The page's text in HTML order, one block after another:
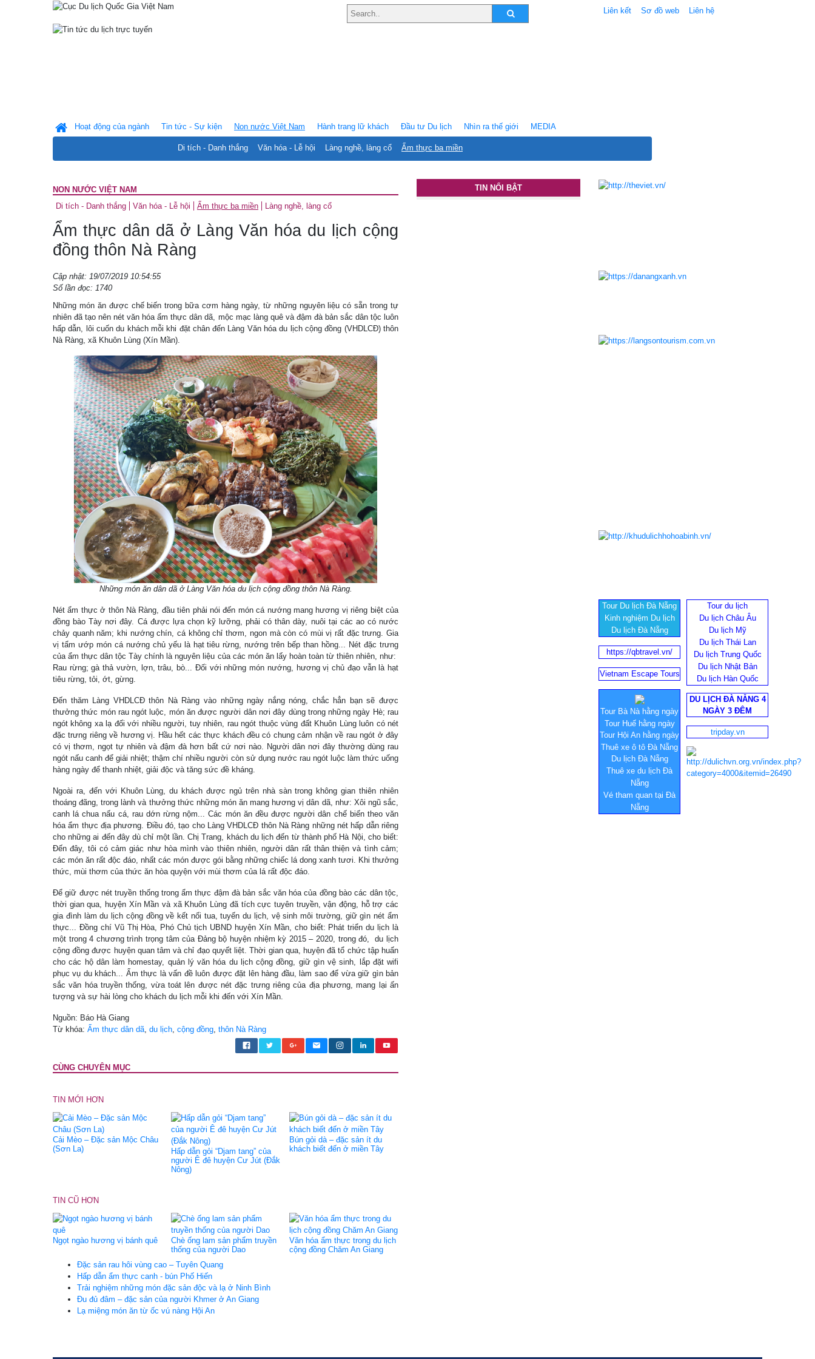
Liên kết Sơ đồ web Liên hệ
Hoạt động của ngành Tin tức - Sự kiện Non nước Việt Nam
Di tích - Danh thắng Văn hóa - Lễ hội Làng nghề, làng cổ Ẩm thực ba miền
Hành trang lữ khách Ðầu tư Du lịch Nhìn ra thế giới MEDIA
NON NƯỚC VIỆT NAM
Di tích - Danh thắng
Văn hóa - Lễ hội Ẩm thực ba miền Làng nghề, làng cổ
Ẩm thực dân dã ở Làng Văn hóa du lịch cộng
đồng thôn Nà Ràng
Cập nhật: 19/07/2019 10:54:55
Số lần đọc: 1740
Những món ăn được chế biến trong bữa cơm hàng ngày, từ những nguyên liệu có sẵn trong tự
nhiên đã tạo nên nét văn hóa ẩm thực dân dã, mộc mạc làng quê và đậm đà bản sắc dân tộc luôn
hấp dẫn, lôi cuốn du khách mỗi khi đặt chân đến Làng Văn hóa du lịch cộng đồng (VHDLCĐ) thôn
Nà Ràng, xã Khuôn Lùng (Xín Mần).
Những món ăn dân dã ở Làng Văn hóa du lịch cộng đồng thôn Nà Ràng.
Nét ẩm thực ở thôn Nà Ràng, đầu tiên phải nói đến món cá nướng mang hương vị riêng biệt của
đồng bào Tày nơi đây. Cá được lựa chọn kỹ lưỡng, phải có thân dày, nuôi tại các ao có nước
chảy quanh năm; khi nướng chín, cá không chỉ thơm, ngon mà còn có mùi vị rất đặc trưng. Gia
vị tẩm ướp món cá nướng chủ yếu là hạt tiêu rừng, nướng trên bếp than hồng... Nét đặc trưng
của ẩm thực dân tộc Tày chính là nguyên liệu của các món ăn lấy hoàn toàn từ thiên nhiên, như:
Rau rừng; gà thả vườn, lợn, trâu, bò... Đối với những món nướng, hương vị chủ đạo vẫn là hạt
tiêu rừng, tỏi, ớt, gừng.
Đến thăm Làng VHDLCĐ thôn Nà Ràng vào những ngày nắng nóng, chắc hẳn bạn sẽ được
thưởng thức món rau ngót luộc, món ăn được người dân nơi đây dùng trong những ngày Hè; rau
ngót không xa lạ đối với nhiều người, tuy nhiên, rau ngót thuộc vùng đất Khuôn Lùng luôn có nét
đặc trưng riêng về hương vị. Hầu hết các thực khách đều có chung cảm nhận về rau ngót ở đây
có vị thơm, ngọt tự nhiên và đậm đà hơn bất cứ nơi nào. Người dân nơi đây thường dùng rau
ngót nấu canh để giải nhiệt; thậm chí nhiều người còn sử dụng nước rau ngót luộc làm thức uống
hàng ngày để thanh nhiệt, giải độc và tăng sức đề kháng.
Ngoài ra, đến với Khuôn Lùng, du khách được ngủ trên nhà sàn trong không gian thiên nhiên
thoáng đãng, trong lành và thưởng thức những món ăn mang hương vị dân dã, như: Xôi ngũ sắc,
canh lá chua nấu cá, rau dớn rừng nộm... Các món ăn đều được người dân chế biến theo văn
hóa ẩm thực địa phương. Điều đó, tạo cho Làng VHDLCĐ thôn Nà Ràng những nét hấp dẫn riêng
cho những ai đến đây dù chỉ một lần. Chị Trang, khách du lịch đến từ thành phố Hà Nội, cho biết:
Đến đây, tôi có cảm giác như hòa mình vào thiên nhiên, người dân rất thân thiện và tình cảm;
các món ăn rất độc đáo, nhất các món được gói bằng những chiếc lá dong xanh tươi. Khi thưởng
thức, mùi thơm của thức ăn hòa quyện với mùi thơm của lá rất độc đáo.
Để giữ được nét truyền thống trong ẩm thực đậm đà bản sắc văn hóa của đồng bào các dân tộc,
thời gian qua, huyện Xín Mần và xã Khuôn Lùng đã tích cực tuyên truyền, vận động, hỗ trợ các
gia đình làm du lịch cộng đồng về kết nối tua, tuyến du lịch, vệ sinh môi trường, giữ gìn nét ẩm
thực... Đồng chí Vũ Thị Hòa, Phó Chủ tịch UBND huyện Xín Mần, cho biết: Phát triển du lịch là
một trong 4 chương trình trọng tâm của Đảng bộ huyện nhiệm kỳ 2015 – 2020, trong đó, du lịch
cộng đồng được huyện quan tâm và chỉ đạo quyết liệt. Thời gian qua, huyện đã tổ chức tập huấn
cho các hộ dân làm homestay, quản lý văn hóa du lịch cộng đồng, giữ gìn vệ sinh, lắp đặt wifi
phục vụ du khách... Ẩm thực là vấn đề luôn được đặt lên hàng đầu, làm sao để vừa giữ gìn bản
sắc văn hóa truyền thống, vừa toát lên được nét đặc trưng riêng của địa phương, mang lại ấn
tượng và sự hài lòng cho khách du lịch mỗi khi đến với Xín Mần.
Nguồn: Báo Hà Giang
Từ khóa: Ẩm thực dân dã, du lịch, cộng đồng, thôn Nà Ràng
CÙNG CHUYÊN MỤC
TIN MỚI HƠN
Cải Mèo – Đặc sản Mộc Châu
(Sơn La)
Hấp dẫn gỏi “Djam tang” của
người Ê đê huyện Cư Jút (Đắk
Nông)
Bún gỏi dà – đặc sản ít du
khách biết đến ở miền Tây
TIN CŨ HƠN
Ngọt ngào hương vị bánh quê
Chè ống lam sản phẩm truyền
thống của người Dao
Văn hóa ẩm thực trong du lịch
cộng đồng Chăm An Giang
Đặc sản rau hôi vùng cao – Tuyên Quang
Hấp dẫn ẩm thực canh - bún Phố Hiến
Trải nghiệm những món đặc sản độc và lạ ở Ninh Bình
Đu đủ đâm – đặc sản của người Khmer ở An Giang
Lạ miệng món ăn từ ốc vú nàng Hội An
TIN NỔI BẬT
Tour Du lịch Đà Nẵng
Kinh nghiệm Du lịch
Du lịch Đà Nẵng
Tour du lịch
Du lịch Châu Âu
Du lịch Mỹ
Du lịch Thái Lan
Du lịch Trung Quốc
Du lịch Nhật Bản
Du lịch Hàn Quốc
https://qbtravel.vn/
Vietnam Escape Tours
Tour Bà Nà hằng ngày
Tour Huế hằng ngày
Tour Hội An hằng ngày
Thuê xe ô tô Đà Nẵng
Du lịch Đà Nẵng
Thuê xe du lịch Đà
Nẵng
Vé tham quan tại Đà
Nẵng
DU LỊCH ĐÀ NẴNG 4
NGÀY 3 ĐÊM
tripday.vn